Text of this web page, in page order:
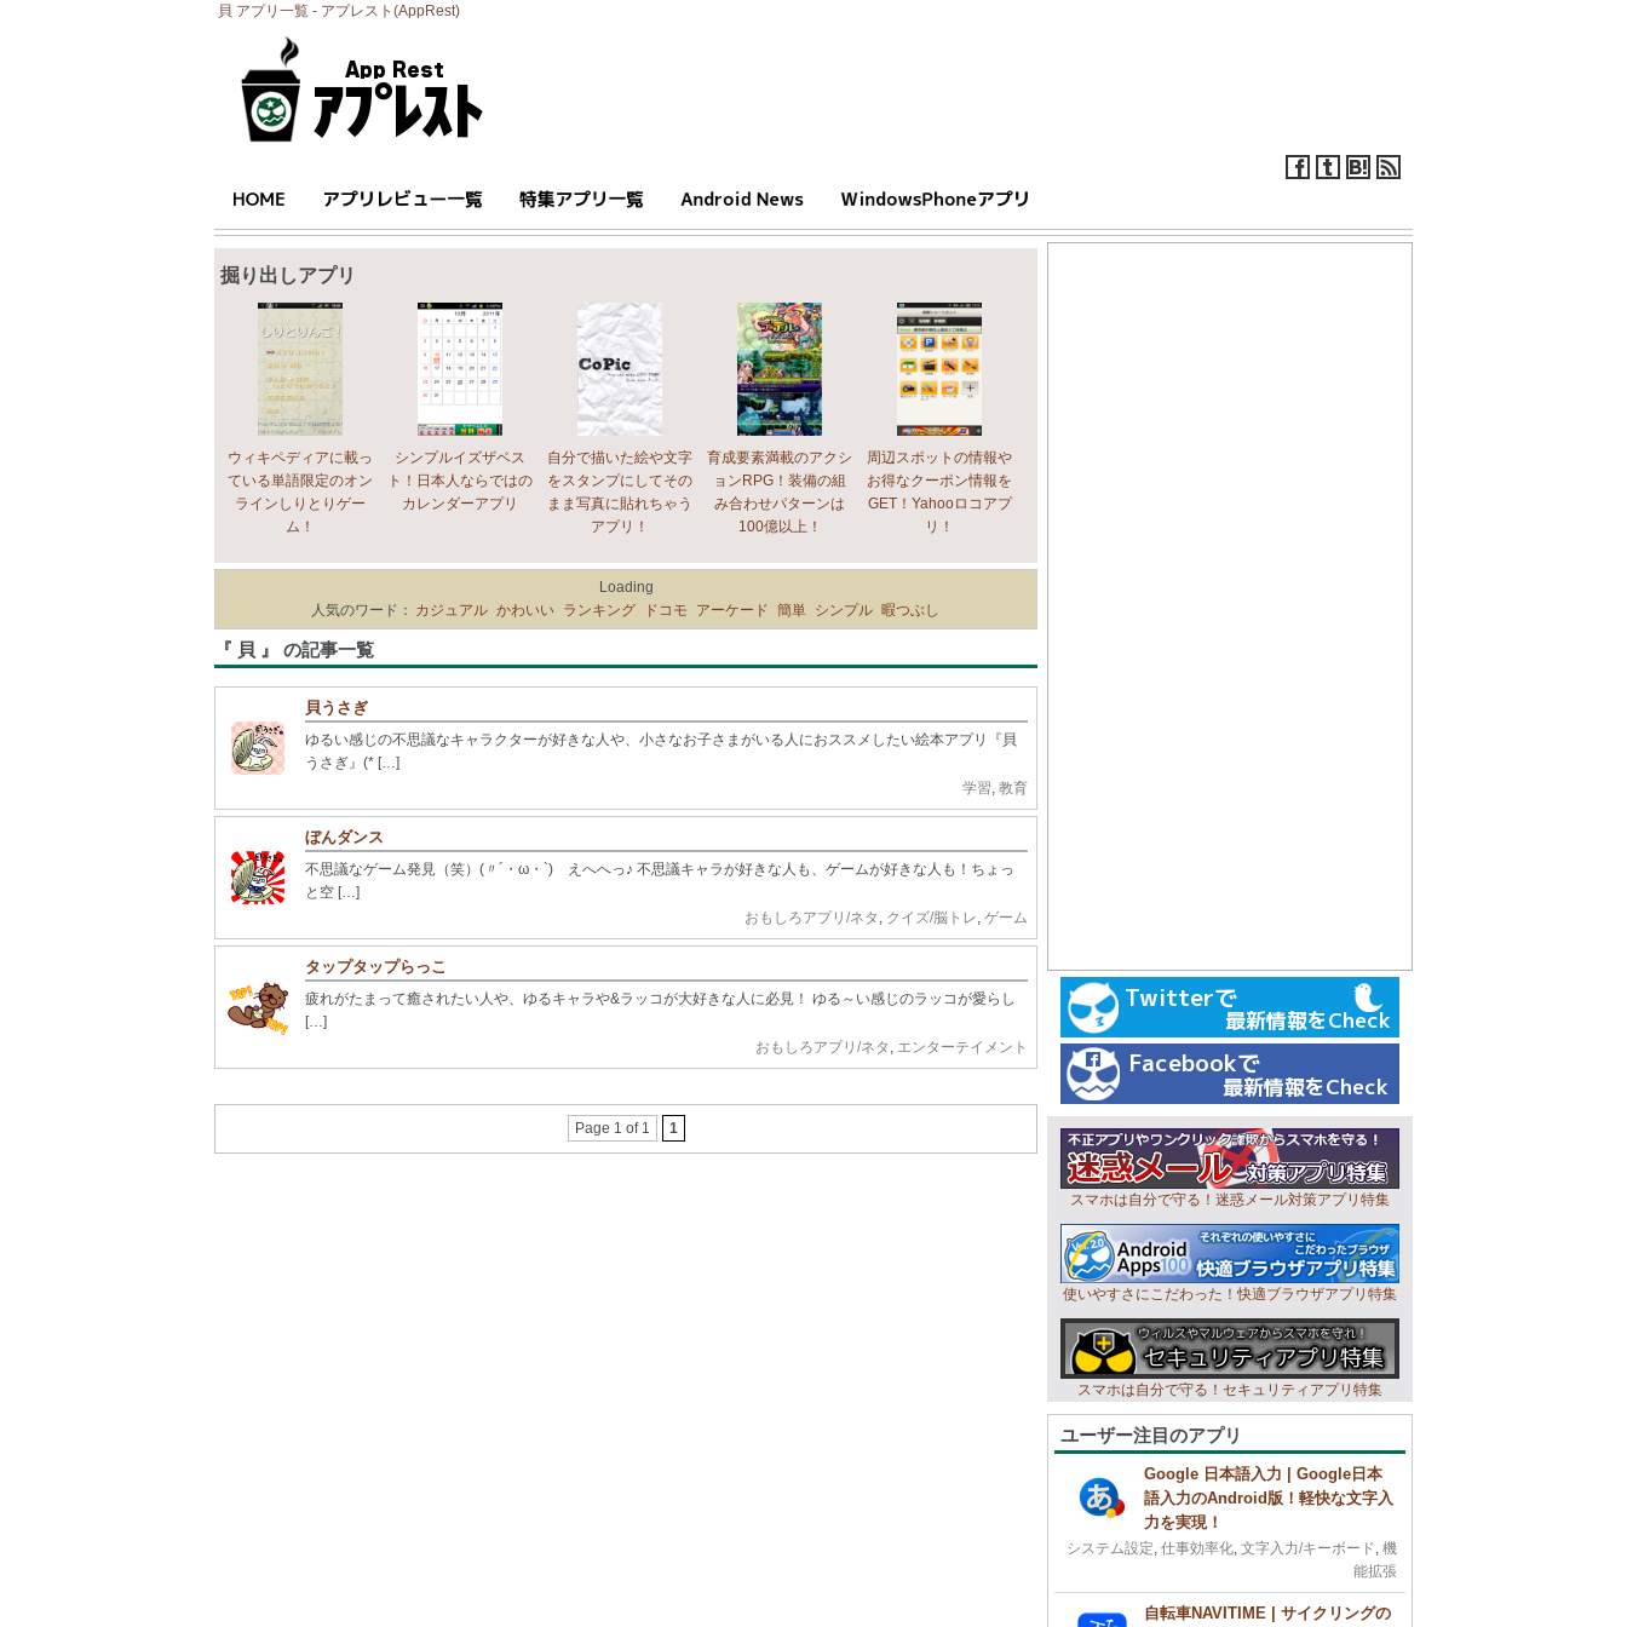
貝 アプリ一覧 - アプレスト(AppRest)
掘り出しアプリ
ウィキペディアに載っ
ている単語限定のオン
ラインしりとりゲー
ム！
シンプルイズザベス
ト！日本人ならではの
カレンダーアプリ
自分で描いた絵や文字
をスタンプにしてその
まま写真に貼れちゃう
アプリ！
育成要素満載のアクシ
ョンRPG！装備の組
み合わせパターンは
100億以上！
周辺スポットの情報や
お得なクーポン情報を
GET！Yahooロコアプ
リ！
Loading
人気のワード： カジュアル かわいい ランキング ドコモ アーケード 簡単 シンプル 暇つぶし
『 貝 』 の記事一覧
貝うさぎ
ゆるい感じの不思議なキャラクターが好きな人や、小さなお子さまがいる人におススメしたい絵本アプリ『貝
うさぎ』(* […]
学習, 教育
ぼんダンス
不思議なゲーム発見（笑）(〃´・ω・`)ゞえへへっ♪ 不思議キャラが好きな人も、ゲームが好きな人も！ちょっ
と空 […]
おもしろアプリ/ネタ , クイズ/脳トレ, ゲーム
タップタップらっこ
疲れがたまって癒されたい人や、ゆるキャラや&ラッコが大好きな人に必見！ ゆる～い感じのラッコが愛らし
[…]
おもしろアプリ/ネタ , エンターテイメント
Page 1 of 1 1
スマホは自分で守る！迷惑メール対策アプリ特集
使いやすさにこだわった！快適ブラウザアプリ特集
スマホは自分で守る！セキュリティアプリ特集
ユーザー注目のアプリ
Google 日本語入力 | Google日本
語入力のAndroid版！軽快な文字入
力を実現！
システム設定, 仕事効率化, 文字入力/キーボード, 機
能拡張
自転車NAVITIME | サイクリングの